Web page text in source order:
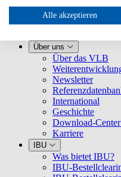
Für Selfpublisher
Für Dienstleister
Über uns
Über das VLB
Newsletter
International
Geschichte
Download-
Karriere
IBU
Was bietet IBU?
IBU-
Alle akzeptieren